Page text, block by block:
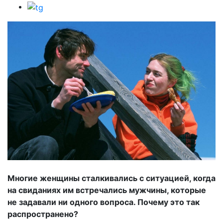
Многие женщины сталкивались с ситуацией, когда
на свиданиях им встречались мужчины, которые
не задавали ни одного вопроса. Почему это так
распространено?